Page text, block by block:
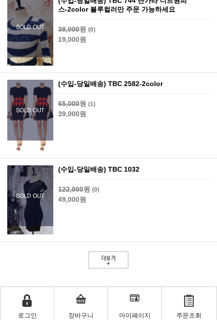
스-2color 블루컬러만 주문 가능하세요
38,000원 (0)
19,000원
(수입-당일배송) TBC 2582-2color
65,000원 (1)
39,000원
(수입-당일배송) TBC 1032
122,000원 (0)
49,000원
로그인 장바구니 마이페이지 주문조회